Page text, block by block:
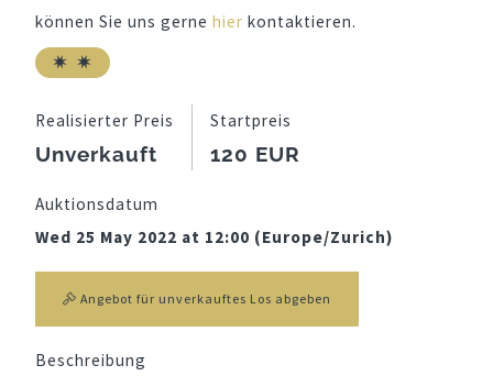
können Sie uns gerne hier kontaktieren.
Realisierter Preis
Unverkauft
Startpreis
120 EUR
Auktionsdatum
Wed 25 May 2022 at 12:00 (Europe/Zurich)
Angebot für unverkauftes Los abgeben
Beschreibung